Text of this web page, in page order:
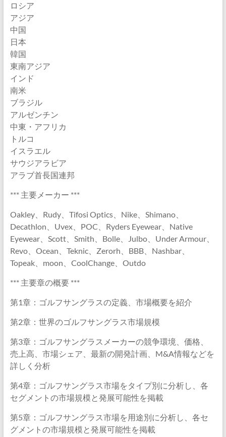
ロシア
アジア
中国
日本
韓国
東南アジア
インド
南米
ブラジル
アルゼンチン
中東・アフリカ
トルコ
イスラエル
サウジアラビア
アラブ首長国連邦
*** 主要メーカー ***
Oakley、Rudy、Tifosi Optics、Nike、Shimano、
Decathlon、Uvex、POC、Ryders Eyewear、Native
Eyewear、Scott、Smith、Bolle、Julbo、Under Armour、
Revo、Ocean、Teknic、Zerorh、BBB、Nashbar、
Topeak、moon、CoolChange、Outdo
*** 主要章の概要 ***
第1章：ゴルフサングラスの定義、市場概要を紹介
第2章：世界のゴルフサングラス市場規模
第3章：ゴルフサングラスメーカーの競争環境、価格、
売上高、市場シェア、最新の開発計画、M&A情報などを
詳しく分析
第4章：ゴルフサングラス市場をタイプ別に分析し、各
セグメントの市場規模と発展可能性を掲載
第5章：ゴルフサングラス市場を用途別に分析し、各セ
グメントの市場規模と発展可能性を掲載